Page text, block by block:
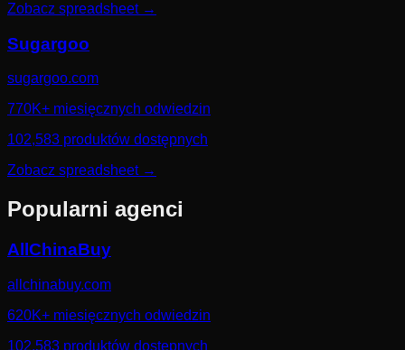
Zobacz spreadsheet→
Sugargoo
sugargoo.com
770K+ miesięcznych odwiedzin
102,583 produktów dostępnych
Zobacz spreadsheet→
Popularni agenci
AllChinaBuy
allchinabuy.com
620K+ miesięcznych odwiedzin
102,583 produktów dostępnych